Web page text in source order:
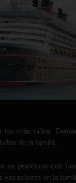
los más niños.
de la familia.
se posiciona con
vacaciones en la